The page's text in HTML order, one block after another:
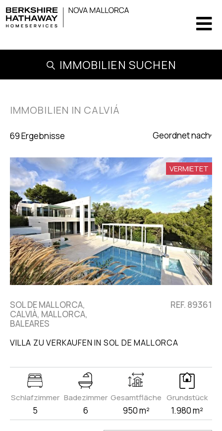
IMMOBILIEN SUCHEN
IMMOBILIEN IN CALVIÁ
Updated Descending
69 Ergebnisse
VERMIETET
SOL DE MALLORCA,
CALVIÀ, MALLORCA,
BALEARES
REF. 89361
VILLA ZU VERKAUFEN IN SOL DE MALLORCA
Schlafzimmer
5
Badezimmer
6
Gesamtfläche
950 m²
Grundstück
1.980 m²